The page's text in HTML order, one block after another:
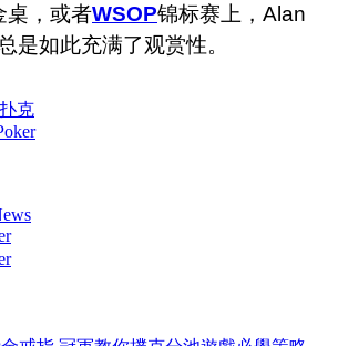
桌，或者WSOP锦标赛上，Alan
是如此充满了观赏性。
克